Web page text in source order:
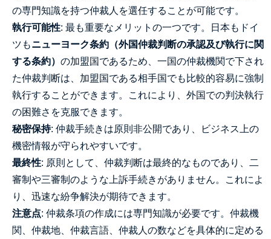
の専門知識を持つ仲裁人を選任することが可能です。
執行可能性: 最も重要なメリットの一つです。日本もドイ
ツもニューヨーク条約（外国仲裁判断の承認及び執行に関
する条約） の加盟国であるため、一国の仲裁機関で下され
た仲裁判断は、加盟国である相手国でも比較的容易に強制
執行することができます。これにより、外国での判決執行
の困難さを克服できます。
秘密保持: 仲裁手続きは原則非公開であり、ビジネス上の
機密情報が守られやすいです。
最終性: 原則として、仲裁判断は最終的なものであり、二
審制や三審制のような上訴手続きがありません。これによ
り、迅速な紛争解決が期待できます。
注意点: 仲裁条項の作成には専門知識が必要です。仲裁機
関、仲裁地、仲裁言語、仲裁人の数などを具体的に定める